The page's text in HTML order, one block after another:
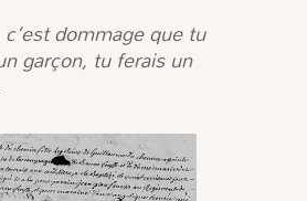
dommage que tu
garçon, tu ferais un